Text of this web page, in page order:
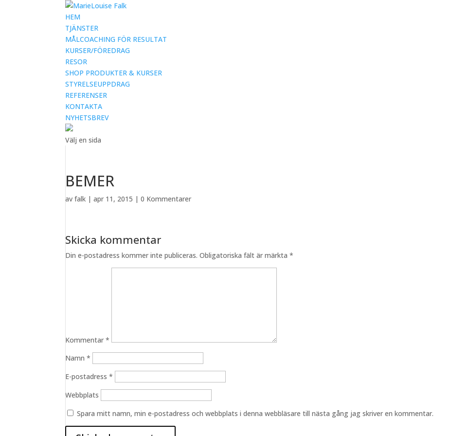
HEM
TJÄNSTER
MÅLCOACHING FÖR RESULTAT
KURSER/FÖREDRAG
RESOR
SHOP PRODUKTER & KURSER
STYRELSEUPPDRAG
REFERENSER
KONTAKTA
NYHETSBREV
Välj en sida
BEMER
avfalk |apr 11, 2015 |0 Kommentarer
Skicka kommentar
Din e-postadress kommer inte publiceras. Obligatoriska fält är märkta*
Kommentar*
Namn*
E-postadress*
Webbplats
Spara mitt namn, min e-postadress och webbplats i denna webbläsare till nästa gång jag skriver en kommentar.